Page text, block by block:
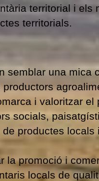
territorial i els
territorials.
semblar una mica
i valoritzar el
socials,
productes locals
la promoció i
locals de